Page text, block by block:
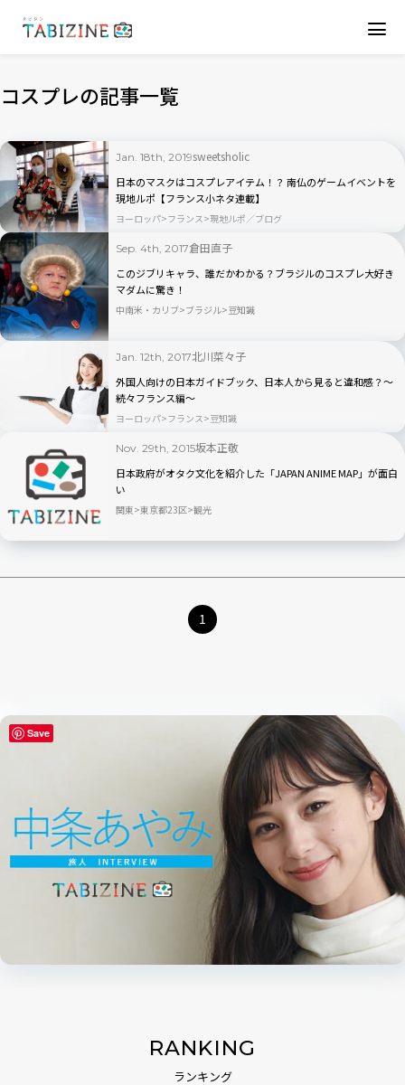
コスプレの記事一覧
Jan. 18th, 2019sweetsholic
日本のマスクはコスプレアイテム！？ 南仏のゲームイベントを
現地ルポ【フランス小ネタ連載】
ヨーロッパ フランス 現地ルポ／ブログ
Sep. 4th, 2017倉田直子
このジブリキャラ、誰だかわかる？ブラジルのコスプレ大好き
マダムに驚き！
中南米・カリブ ブラジル 豆知識
Jan. 12th, 2017北川菜々子
外国人向けの日本ガイドブック、日本人から見ると違和感？～
続々フランス編～
ヨーロッパ フランス 豆知識
Nov. 29th, 2015坂本正敬
日本政府がオタク文化を紹介した「JAPAN ANIME MAP」が面白
い
関東 東京都23区 観光
1
RANKING
ランキング
Save